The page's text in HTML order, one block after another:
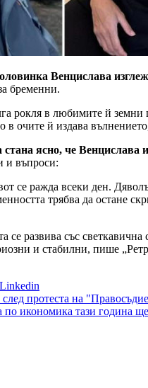
Венцислава
бременни.
рокля в любимите й земни
в очите й издава
ясно, че Венцислава
и въпроси:
се ражда всеки ден.
трябва да остане
развива със
и стабилни, пише
Linkedin
протеста на
икономика тази година